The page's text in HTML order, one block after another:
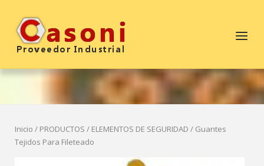
contenido
Inicio
Menú
Inicio / PRODUCTOS / ELEMENTOS DE SEGURIDAD / Guantes
Tejidos Para Fileteado